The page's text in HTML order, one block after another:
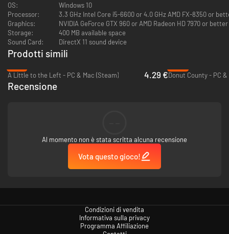
▶ Spostamento
Puoi spostare i pupazzi a destra o a sinistra prima di lasciarli cadere.
OS:
Windows 10
Processor:
3.3 GHz Intel Core i5-6600 or 4.0 GHz AMD FX-8350 or
Graphics:
NVIDIA GeForce GTX 960 or AMD Radeon HD 7970 or better
Storage:
400 MB available space
Sound Card:
DirectX 11 sound device
Prodotti simili
A Little to the Left - PC & Mac (Steam)
4.29 €Donut County - PC
Recensione
Al momento non è stata scritta alcuna recensione
Vota questo gioco!
Condizioni di vendita
Informativa sulla privacy
Programma Affiliazione